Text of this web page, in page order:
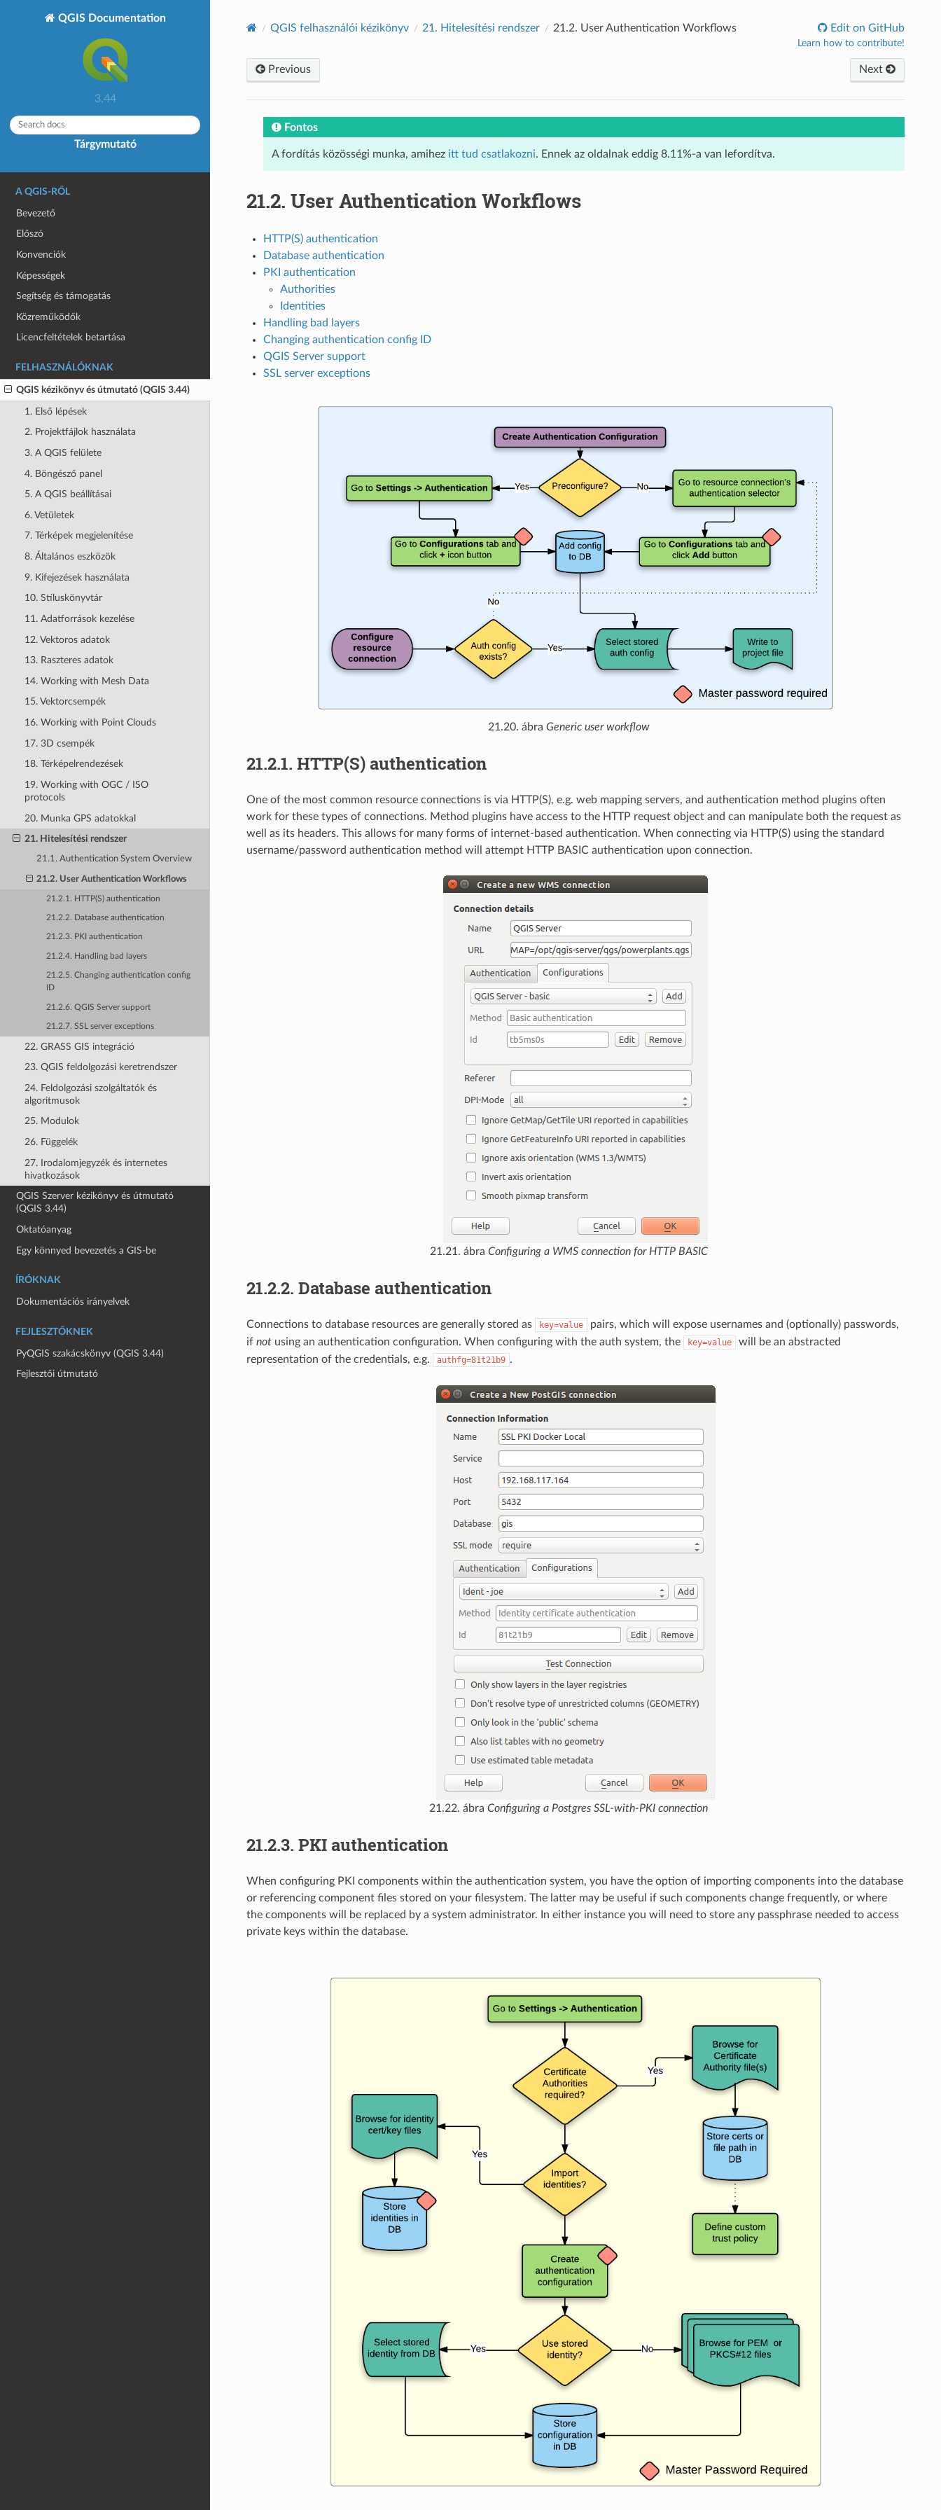
QGIS Documentation
3.44
Tárgymutató
A QGIS-RŐL
Bevezető
Előszó
Konvenciók
Képességek
Segítség és támogatás
Közreműködők
Licencfeltételek betartása
FELHASZNÁLÓKNAK
QGIS kézikönyv és útmutató (QGIS 3.44)
1. Első lépések
2. Projektfájlok használata
3. A QGIS felülete
4. Böngésző panel
5. A QGIS beállításai
6. Vetületek
7. Térképek megjelenítése
8. Általános eszközök
9. Kifejezések használata
10. Stíluskönyvtár
11. Adatforrások kezelése
12. Vektoros adatok
13. Raszteres adatok
14. Working with Mesh Data
15. Vektorcsempék
16. Working with Point Clouds
17. 3D csempék
18. Térképelrendezések
19. Working with OGC / ISO
protocols
20. Munka GPS adatokkal
21. Hitelesítési rendszer
21.1. Authentication System Overview
21.2. User Authentication Workflows
21.2.1. HTTP(S) authentication
21.2.2. Database authentication
21.2.3. PKI authentication
21.2.4. Handling bad layers
21.2.5. Changing authentication config
ID
21.2.6. QGIS Server support
21.2.7. SSL server exceptions
22. GRASS GIS integráció
23. QGIS feldolgozási keretrendszer
24. Feldolgozási szolgáltatók és
algoritmusok
25. Modulok
26. Függelék
27. Irodalomjegyzék és internetes
hivatkozások
QGIS Szerver kézikönyv és útmutató
(QGIS 3.44)
Oktatóanyag
Egy könnyed bevezetés a GIS-be
ÍRÓKNAK
Dokumentációs irányelvek
FEJLESZTŐKNEK
PyQGIS szakácskönyv (QGIS 3.44)
Fejlesztői útmutató
QGIS felhasználói kézikönyv 21. Hitelesítési rendszer 21.2. User Authentication Workflows Edit on GitHub
Learn how to contribute!
Previous Next
Fontos
A fordítás közösségi munka, amihez itt tud csatlakozni. Ennek az oldalnak eddig 8.11%-a van lefordítva.
21.2. User Authentication Workflows
HTTP(S) authentication
Database authentication
PKI authentication
Authorities
Identities
Handling bad layers
Changing authentication config ID
QGIS Server support
SSL server exceptions
21.20. ábra Generic user workflow
21.2.1. HTTP(S) authentication
One of the most common resource connections is via HTTP(S), e.g. web mapping servers, and authentication method plugins often
work for these types of connections. Method plugins have access to the HTTP request object and can manipulate both the request as
well as its headers. This allows for many forms of internet-based authentication. When connecting via HTTP(S) using the standard
username/password authentication method will attempt HTTP BASIC authentication upon connection.
21.21. ábra Configuring a WMS connection for HTTP BASIC
21.2.2. Database authentication
Connections to database resources are generally stored as key=value
pairs, which will expose usernames and (optionally) passwords,
if notusing an authentication configuration. When configuring with the auth system, the key=value
will be an abstracted
representation of the credentials, e.g.
authfg=81t21b9 .
21.22. ábra Configuring a Postgres SSL-with-PKI connection
21.2.3. PKI authentication
When configuring PKI components within the authentication system, you have the option of importing components into the database
or referencing component files stored on your filesystem. The latter may be useful if such components change frequently, or where
the components will be replaced by a system administrator. In either instance you will need to store any passphrase needed to access
private keys within the database.